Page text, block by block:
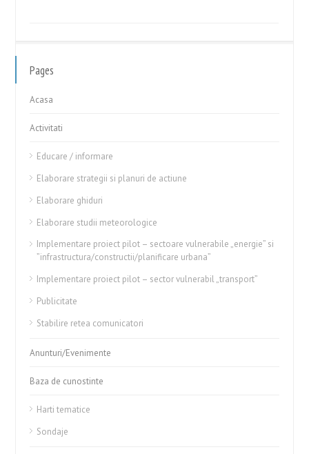
Pages
Acasa
Activitati
Educare / informare
Elaborare strategii si planuri de actiune
Elaborare ghiduri
Elaborare studii meteorologice
Implementare proiect pilot – sectoare vulnerabile „energie” si
”infrastructura/constructii/planificare urbana”
Implementare proiect pilot – sector vulnerabil „transport”
Publicitate
Stabilire retea comunicatori
Anunturi/Evenimente
Baza de cunostinte
Harti tematice
Sondaje